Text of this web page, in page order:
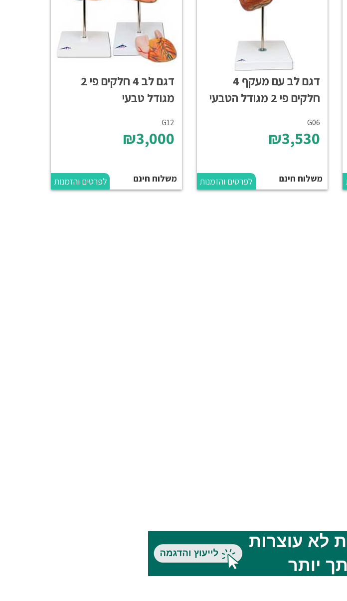
דגם לב עם מעקף 4
חלקים פי 2 מגודל הטבעי
G06
₪3,530
משלוח חינם לפרטים והזמנות
דגם לב 4 חלקים פי 2
מגודל טבעי
G12
₪3,000
משלוח חינם לפרטים והזמנות